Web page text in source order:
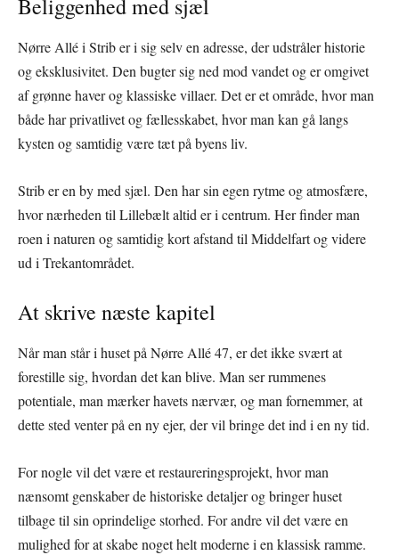
Beliggenhed med sjæl
Nørre Allé i Strib er i sig selv en adresse, der udstråler historie
og eksklusivitet. Den bugter sig ned mod vandet og er omgivet
af grønne haver og klassiske villaer. Det er et område, hvor man
både har privatlivet og fællesskabet, hvor man kan gå langs
kysten og samtidig være tæt på byens liv.
Strib er en by med sjæl. Den har sin egen rytme og atmosfære,
hvor nærheden til Lillebælt altid er i centrum. Her finder man
roen i naturen og samtidig kort afstand til Middelfart og videre
ud i Trekantområdet.
At skrive næste kapitel
Når man står i huset på Nørre Allé 47, er det ikke svært at
forestille sig, hvordan det kan blive. Man ser rummenes
potentiale, man mærker havets nærvær, og man fornemmer, at
dette sted venter på en ny ejer, der vil bringe det ind i en ny tid.
For nogle vil det være et restaureringsprojekt, hvor man
nænsomt genskaber de historiske detaljer og bringer huset
tilbage til sin oprindelige storhed. For andre vil det være en
mulighed for at skabe noget helt moderne i en klassisk ramme.